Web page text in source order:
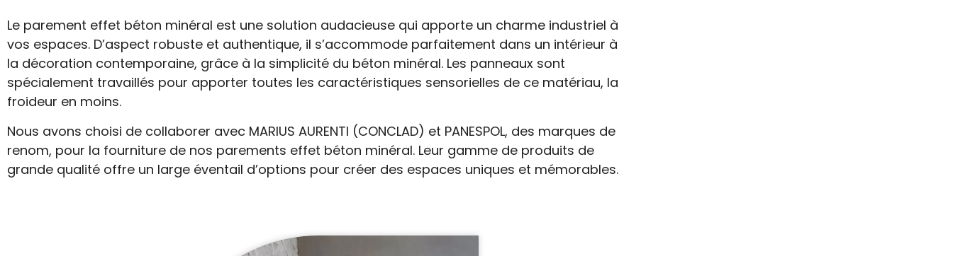
Le parement effet béton minéral est une solution audacieuse qui apporte un charme industriel à
vos espaces. D’aspect robuste et authentique, il s’accommode parfaitement dans un intérieur à
la décoration contemporaine, grâce à la simplicité du béton minéral. Les panneaux sont
spécialement travaillés pour apporter toutes les caractéristiques sensorielles de ce matériau, la
froideur en moins.
Nous avons choisi de collaborer avec MARIUS AURENTI (CONCLAD) et PANESPOL, des marques de
renom, pour la fourniture de nos parements effet béton minéral. Leur gamme de produits de
grande qualité offre un large éventail d’options pour créer des espaces uniques et mémorables.